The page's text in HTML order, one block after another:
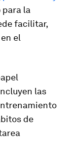
para la
facilitar,
el
las
de